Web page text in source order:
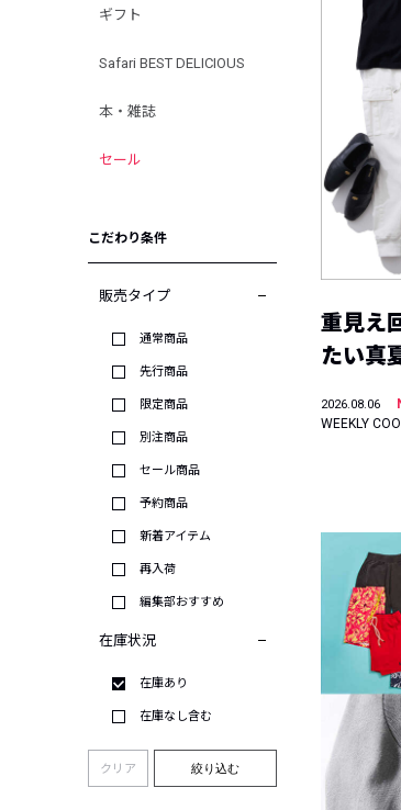
ギフト
Safari BEST DELICIOUS
本・雑誌
セール
こだわり条件
販売タイプ
通常商品
先行商品
限定商品
別注商品
セール商品
予約商品
新着アイテム
再入荷
編集部おすすめ
在庫状況
在庫あり
在庫なし含む
クリア 絞り込む
重見え
たい真
2026.08.06
WEEKLY